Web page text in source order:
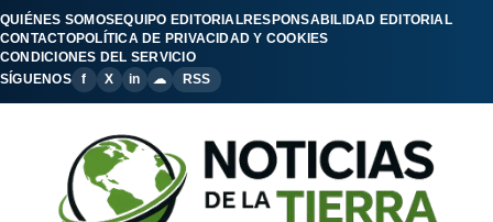
QUIÉNES SOMOSEQUIPO EDITORIALRESPONSABILIDAD EDITORIAL
CONTACTOPOLÍTICA DE PRIVACIDAD Y COOKIES
CONDICIONES DEL SERVICIO
SÍGUENOS
f X in ☁ RSS